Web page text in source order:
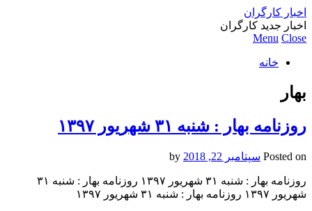
اخبار کارگران
اخبار جدید کارگران
Menu Close
خانه
بهار
روزنامه بهار : شنبه ۳۱ شهريور ۱۳۹۷
Posted on سپتامبر 22, 2018
روزنامه بهار : شنبه ۳۱ شهريور ۱۳۹۷ روزنامه بهار : شنبه ۳۱
شهريور ۱۳۹۷ روزنامه بهار : شنبه ۳۱ شهريور ۱۳۹۷